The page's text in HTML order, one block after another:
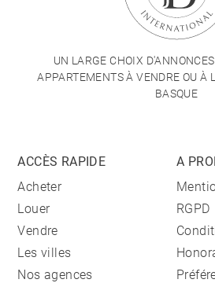
UN LARGE CHOIX
APPARTEMENTS À VENDRE OU À
BASQUE
ACCÈS RAPIDE
Acheter
Louer
Vendre
Les villes
Nos agences
A
RGPD